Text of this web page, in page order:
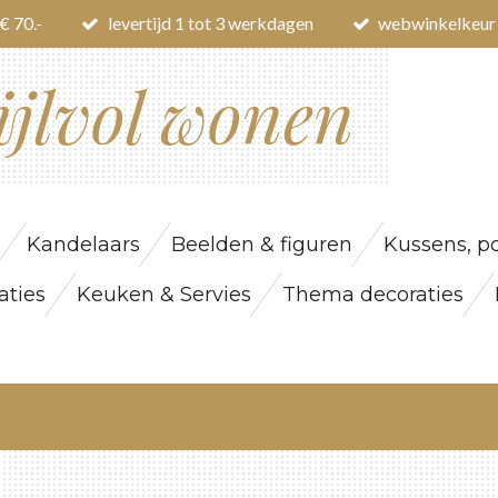
70.- levertijd 1 tot 3 werkdagen webwinkelkeur
wonen
Kandelaars Beelden & figuren Kussens,
Keuken & Servies Thema decoraties